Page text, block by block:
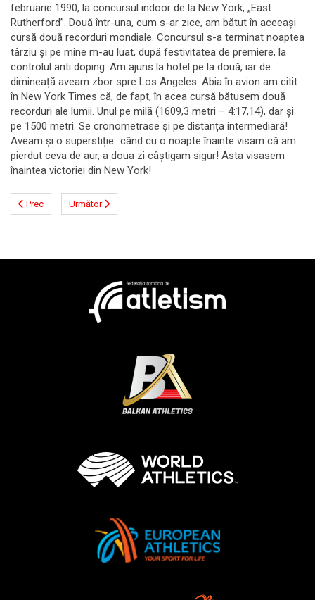
februarie 1990, la concursul indoor de la New York, „East
Rutherford”. Două într-una, cum s-ar zice, am bătut în aceeași
cursă două recorduri mondiale. Concursul s-a terminat noaptea
târziu și pe mine m-au luat, după festivitatea de premiere, la
controlul anti doping. Am ajuns la hotel pe la două, iar de
dimineață aveam zbor spre Los Angeles. Abia în avion am citit
în New York Times că, de fapt, în acea cursă bătusem două
recorduri ale lumii. Unul pe milă (1609,3 metri – 4:17,14), dar și
pe 1500 metri. Se cronometrase și pe distanța intermediară!
Aveam și o superstiție…când cu o noapte înainte visam că am
pierdut ceva de aur, a doua zi câștigam sigur! Asta visasem
înaintea victoriei din New York!
Prec Următor